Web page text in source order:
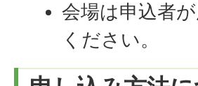
会場は申込者
ください。